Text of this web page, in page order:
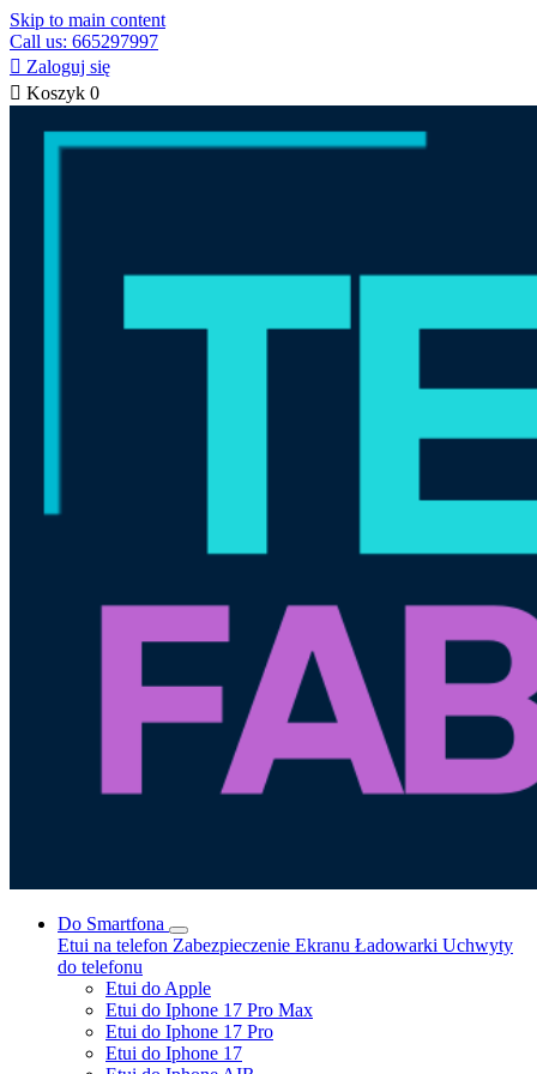
Skip to main content
Call us: 665297997
 Zaloguj się
 Koszyk 0
Do Smartfona
Etui na telefon Zabezpieczenie Ekranu Ładowarki Uchwyty
do telefonu
Etui do Apple
Etui do Iphone 17 Pro Max
Etui do Iphone 17 Pro
Etui do Iphone 17